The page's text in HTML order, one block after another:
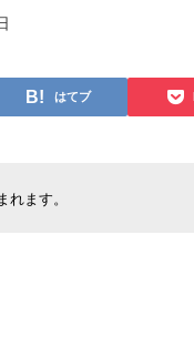
はてブ
れます。